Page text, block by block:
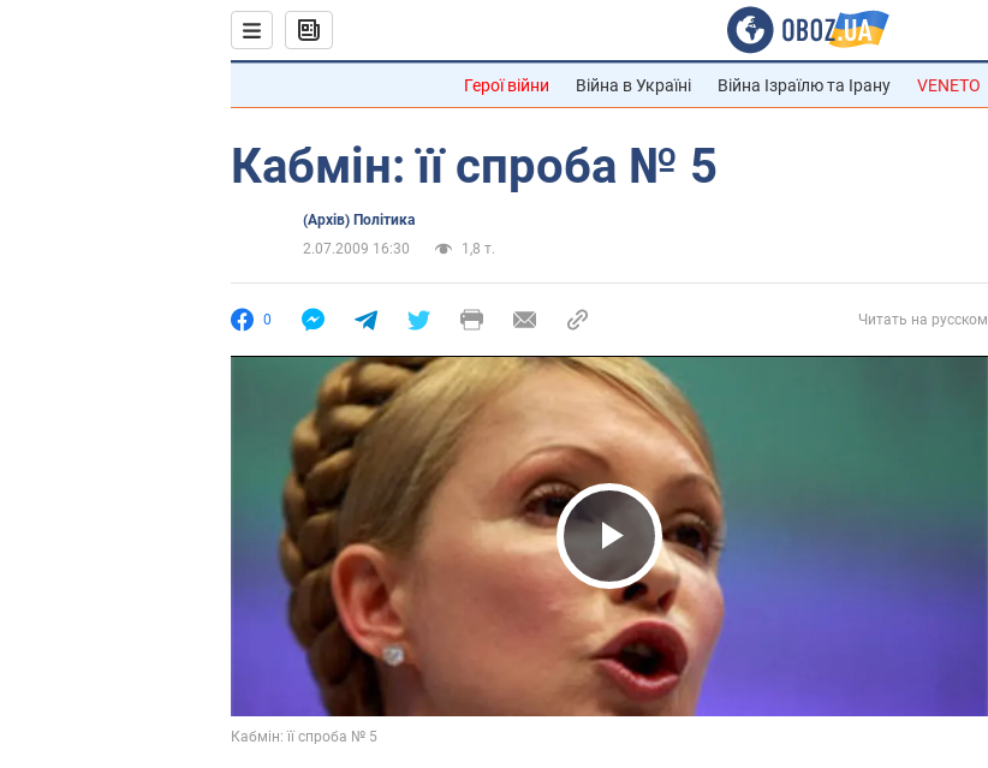
Герої війни Війна в Україні Війна Ізраїлю та Ірану VENETO
Кабмін: її спроба № 5
(Архів) Політика
2.07.2009 16:30
1,8 т.
0 Читать на русском
Play Video